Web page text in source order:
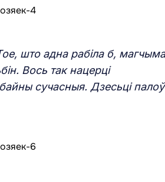
што адна рабіла б,
Вось так нацерці
сучасныя. Дзесьці